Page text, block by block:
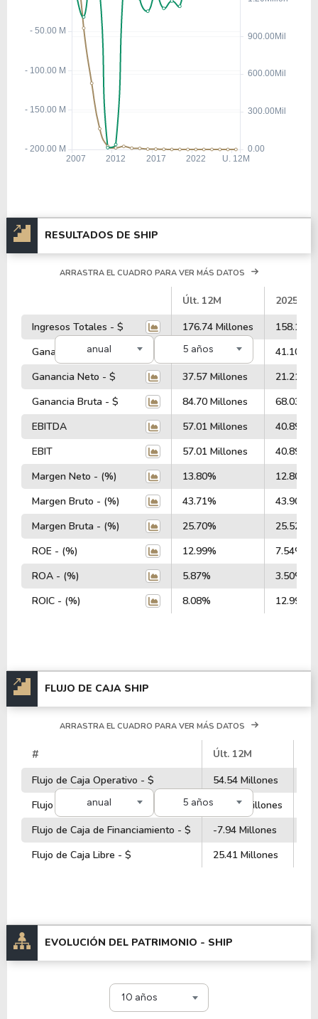
RESULTADOS DE SHIP
anual 5 años
ARRASTRA EL CUADRO PARA VER MÁS DATOS
Últ. 12M
2025
Ingresos Totales - $
176.74 Millones
158.10
Ganancia Operativa - $
54.54 Millones
41.10
Ganancia Neto - $
37.57 Millones
21.21
Ganancia Bruta - $
84.70 Millones
68.03
EBITDA
57.01 Millones
40.89
EBIT
57.01 Millones
40.89
Margen Neto - (%)
13.80%
12.80%
Margen Bruto - (%)
43.71%
43.90%
Margen Bruta - (%)
25.70%
25.52%
ROE - (%)
12.99%
7.54%
ROA - (%)
5.87%
3.50%
ROIC - (%)
8.08% 12.99%
FLUJO DE CAJA SHIP
anual 5 años
ARRASTRA EL CUADRO PARA VER MÁS DATOS
# Últ. 12M
Flujo de Caja Operativo - $
54.54 Millones
Flujo de Caja de Inversiones - $
-14.11 Millones
Flujo de Caja de Financiamiento - $
-7.94 Millones
Flujo de Caja Libre - $
25.41 Millones
EVOLUCIÓN DEL PATRIMONIO - SHIP
10 años